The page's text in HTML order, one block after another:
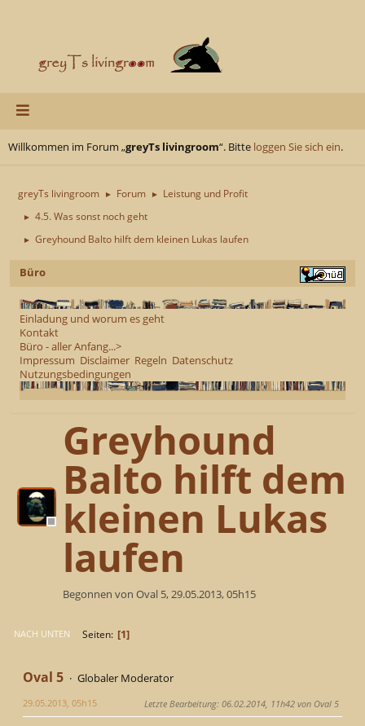
Willkommen im Forum „greyTs livingroom“. Bitte loggen Sie sich ein.
greyTs livingroom ► Forum ► Leistung und Profit
► 4.5. Was sonst noch geht
► Greyhound Balto hilft dem kleinen Lukas laufen
Büro
Einladung und worum es geht
Kontakt
Büro - aller Anfang...>
Impressum Disclaimer Regeln Datenschutz
Nutzungsbedingungen
Greyhound
Balto hilft dem
kleinen Lukas
laufen
Begonnen von Oval 5, 29.05.2013, 05h15
NACH UNTEN Seiten 1
Oval 5 Globaler Moderator
29.05.2013, 05h15 Letzte Bearbeitung: 06.02.2014, 11h42 von Oval 5